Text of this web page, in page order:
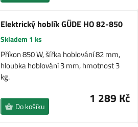
Elektrický hoblík GÜDE HO 82-850
Skladem 1 ks
Příkon 850 W, šířka hoblování 82 mm,
hloubka hoblování 3 mm, hmotnost 3
kg.
1 289 Kč
Do košíku